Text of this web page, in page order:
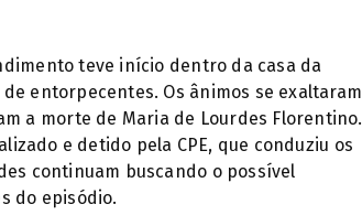
teve início dentro da casa da
entorpecentes. Os ânimos se exaltaram
a morte de Maria de Lourdes Florentino.
e detido pela CPE, que conduziu os
continuam buscando o possível
do episódio.